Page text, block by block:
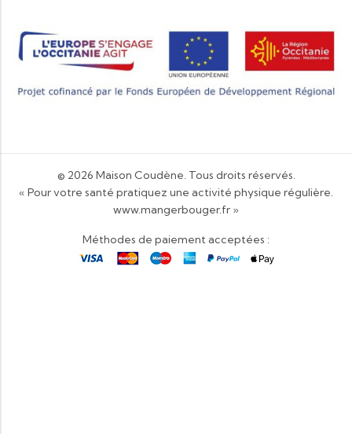
© 2026 Maison Coudène. Tous droits réservés.
« Pour votre santé pratiquez une activité physique régulière.
www.mangerbouger.fr »
Méthodes de paiement acceptées :